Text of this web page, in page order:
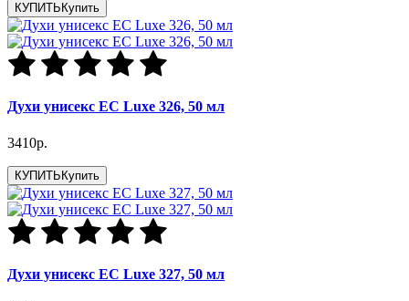
КУПИТЬ Купить
Духи унисекс EC Luxe 326, 50 мл
3410р.
КУПИТЬКупить
Духи унисекс EC Luxe 327, 50 мл